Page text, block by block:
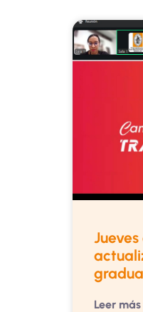
Leer más